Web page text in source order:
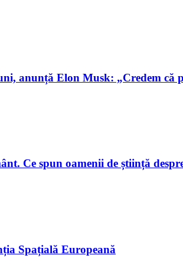
anunță Elon Musk: „Credem că
Ce spun oamenii de știință
Spațială Europeană